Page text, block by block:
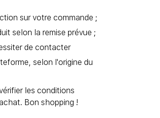
sur votre commande ;
selon la remise prévue ;
de contacter
selon l'origine du
les conditions
Bon shopping !